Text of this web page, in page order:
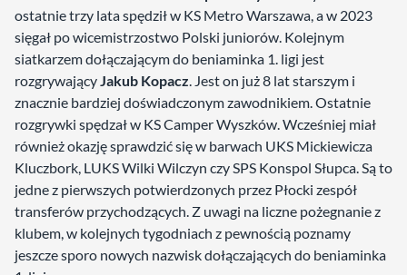
ostatnie trzy lata spędził w KS Metro Warszawa, a w 2023
sięgał po wicemistrzostwo Polski juniorów. Kolejnym
siatkarzem dołączającym do beniaminka 1. ligi jest
rozgrywającyJakub Kopacz. Jest on już 8 lat starszym i
znacznie bardziej doświadczonym zawodnikiem. Ostatnie
rozgrywki spędzał w KS Camper Wyszków. Wcześniej miał
również okazję sprawdzić się w barwach UKS Mickiewicza
Kluczbork, LUKS Wilki Wilczyn czy SPS Konspol Słupca. Są to
jedne z pierwszych potwierdzonych przez Płocki zespół
transferów przychodzących. Z uwagi na liczne pożegnanie z
klubem, w kolejnych tygodniach z pewnością poznamy
jeszcze sporo nowych nazwisk dołączających do beniaminka